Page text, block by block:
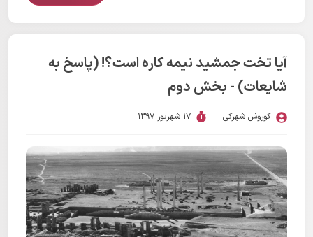
آیا تخت جمشید نیمه کاره است؟! (پاسخ به
شایعات) - بخش دوم
کوروش شهرکی 17 شهریور 1397